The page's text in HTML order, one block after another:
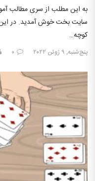
به این مطلب از سری مطالب
سایت بخت خوش آمدید. در این
کوچه…
پنج‌شنبه, ۹ ژوئن ۲۰۲۲ ۰